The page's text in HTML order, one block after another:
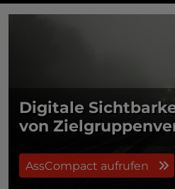
Digitale
von
AssCompact aufrufen